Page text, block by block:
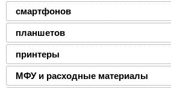
смартфонов
планшетов
принтеры
МФУ и расходные материалы